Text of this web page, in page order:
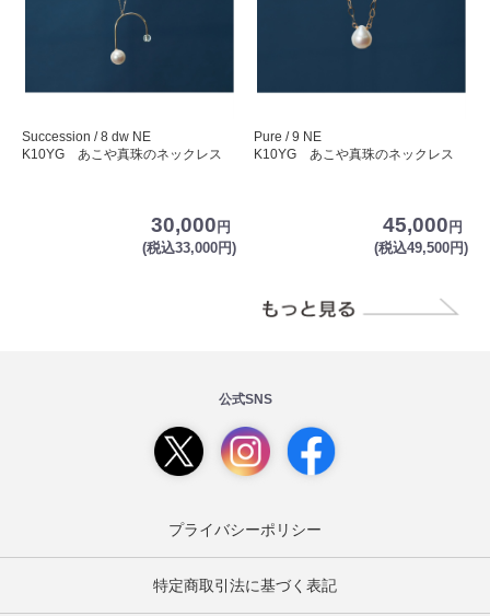
Succession / 8 dw NE
K10YG あこや真珠のネックレス
30,000 円
(税込33,000円)
Pure / 9 NE
K10YG あこや真珠のネックレス
45,000 円
(税込49,500円)
公式SNS
プライバシーポリシー
特定商取引法に基づく表記